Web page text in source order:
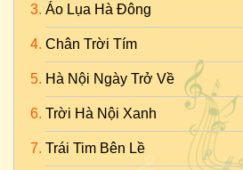
Áo Lụa Hà Đông
Chân Trời Tím
Hà Nội Ngày Trở Về
Trời Hà Nội Xanh
Trái Tim Bên Lề